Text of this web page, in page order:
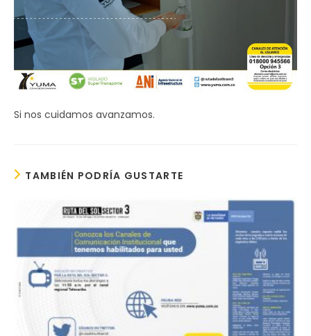
Si nos cuidamos avanzamos.
TAMBIÉN PODRÍA GUSTARTE